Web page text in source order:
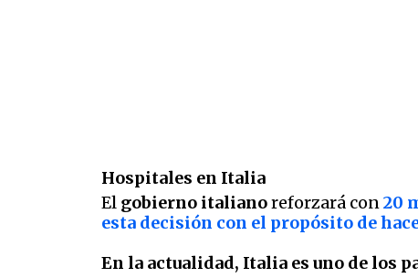
Hospitales en Italia
El gobierno italianoreforzará con20
esta decisión con el propósito de
En la actualidad, Italia es uno de los